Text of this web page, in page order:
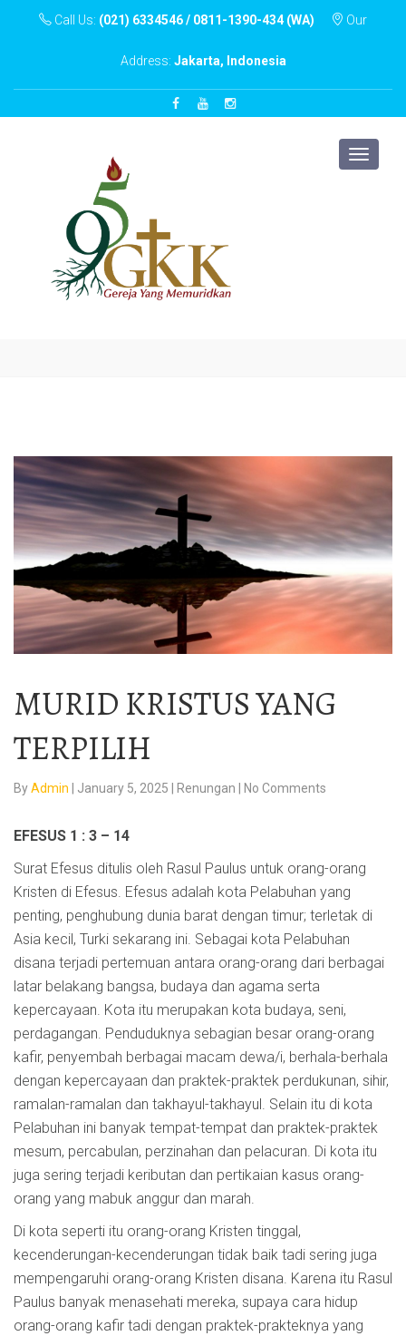
Call Us: (021) 6334546 / 0811-1390-434 (WA) Our
Address: Jakarta, Indonesia
MURID KRISTUS YANG
TERPILIH
ByAdmin January 5, 2025 Renungan No Comments
EFESUS 1 : 3 – 14
Surat Efesus ditulis oleh Rasul Paulus untuk orang-orang
Kristen di Efesus. Efesus adalah kota Pelabuhan yang
penting, penghubung dunia barat dengan timur; terletak di
Asia kecil, Turki sekarang ini. Sebagai kota Pelabuhan
disana terjadi pertemuan antara orang-orang dari berbagai
latar belakang bangsa, budaya dan agama serta
kepercayaan. Kota itu merupakan kota budaya, seni,
perdagangan. Penduduknya sebagian besar orang-orang
kafir, penyembah berbagai macam dewa/i, berhala-berhala
dengan kepercayaan dan praktek-praktek perdukunan, sihir,
ramalan-ramalan dan takhayul-takhayul. Selain itu di kota
Pelabuhan ini banyak tempat-tempat dan praktek-praktek
mesum, percabulan, perzinahan dan pelacuran. Di kota itu
juga sering terjadi keributan dan pertikaian kasus orang-
orang yang mabuk anggur dan marah.
Di kota seperti itu orang-orang Kristen tinggal,
kecenderungan-kecenderungan tidak baik tadi sering juga
mempengaruhi orang-orang Kristen disana. Karena itu Rasul
Paulus banyak menasehati mereka, supaya cara hidup
orang-orang kafir tadi dengan praktek-prakteknya yang